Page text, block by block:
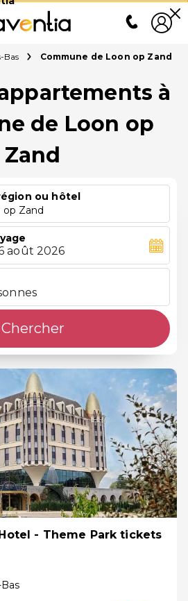
Bas Commune de Loon op Zand
à
de Loon op
Zand
ou hôtel
Zand
août 2026
Chercher
- Theme Park tickets